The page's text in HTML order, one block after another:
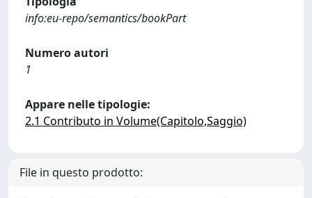
info:eu-repo/semantics/bookPart
Numero autori
1
Appare nelle tipologie:
2.1 Contributo in Volume(Capitolo,Saggio)
File in questo prodotto: